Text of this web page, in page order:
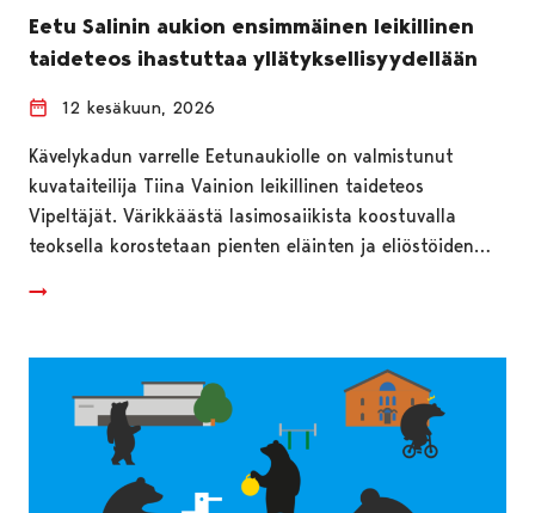
Eetu Salinin aukion ensimmäinen leikillinen
taideteos ihastuttaa yllätyksellisyydellään
12 kesäkuun, 2026
Kävelykadun varrelle Eetunaukiolle on valmistunut
kuvataiteilija Tiina Vainion leikillinen taideteos
Vipeltäjät. Värikkäästä lasimosaiikista koostuvalla
teoksella korostetaan pienten eläinten ja eliöstöiden…